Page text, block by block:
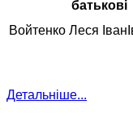
батькові
Войтенко Леся
Детальніше...